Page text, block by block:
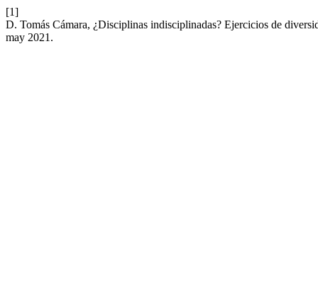
[1]
D. Tomás Cámara, ¿Disciplinas indisciplinadas? Ejercicios de
may 2021.